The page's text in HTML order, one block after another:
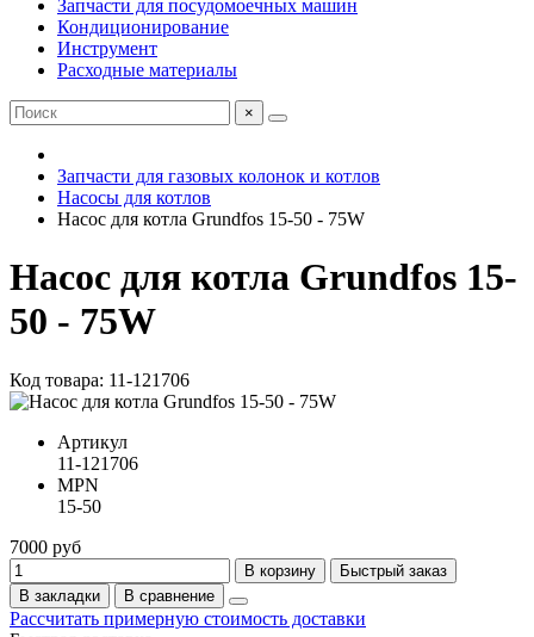
Запчасти для посудомоечных машин
Кондиционирование
Инструмент
Расходные материалы
×
Запчасти для газовых колонок и котлов
Насосы для котлов
Насос для котла Grundfos 15-50 - 75W
Насос для котла Grundfos 15-
50 - 75W
Код товара: 11-121706
Артикул
11-121706
MPN
15-50
7000 руб
В корзину
Быстрый заказ
В закладки
В сравнение
Рассчитать примерную стоимость доставки